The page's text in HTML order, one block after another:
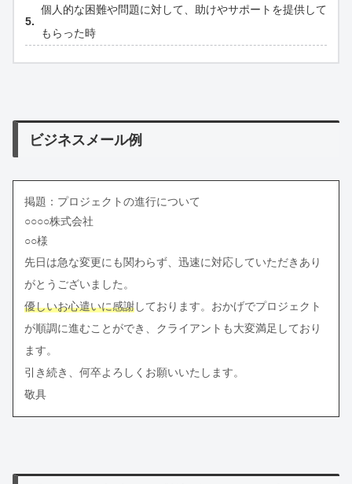
個人的な困難や問題に対して、助けやサポートを提供して
もらった時
ビジネスメール例
掲題：プロジェクトの進行について
○○○○株式会社
○○様
先日は急な変更にも関わらず、迅速に対応していただきあり
がとうございました。
優しいお心遣いに感謝しております。おかげでプロジェクト
が順調に進むことができ、クライアントも大変満足しており
ます。
引き続き、何卒よろしくお願いいたします。
敬具